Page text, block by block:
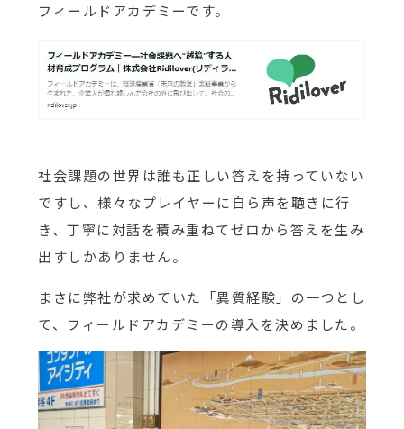
フィールドアカデミーです。
社会課題の世界は誰も正しい答えを持っていない
ですし、様々なプレイヤーに自ら声を聴きに行
き、丁寧に対話を積み重ねてゼロから答えを生み
出すしかありません。
まさに弊社が求めていた「異質経験」の一つとし
て、フィールドアカデミーの導入を決めました。